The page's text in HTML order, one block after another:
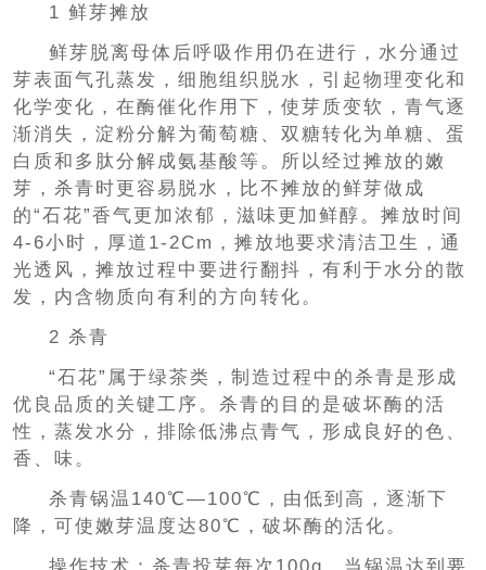
1 鲜芽摊放
鲜芽脱离母体后呼吸作用仍在进行，水分通过
芽表面气孔蒸发，细胞组织脱水，引起物理变化和
化学变化，在酶催化作用下，使芽质变软，青气逐
渐消失，淀粉分解为葡萄糖、双糖转化为单糖、蛋
白质和多肽分解成氨基酸等。所以经过摊放的嫩
芽，杀青时更容易脱水，比不摊放的鲜芽做成
的“石花”香气更加浓郁，滋味更加鲜醇。摊放时间
4-6小时，厚道1-2Cm，摊放地要求清洁卫生，通
光透风，摊放过程中要进行翻抖，有利于水分的散
发，内含物质向有利的方向转化。
2 杀青
“石花”属于绿茶类，制造过程中的杀青是形成
优良品质的关键工序。杀青的目的是破坏酶的活
性，蒸发水分，排除低沸点青气，形成良好的色、
香、味。
杀青锅温140℃—100℃，由低到高，逐渐下
降，可使嫩芽温度达80℃，破坏酶的活化。